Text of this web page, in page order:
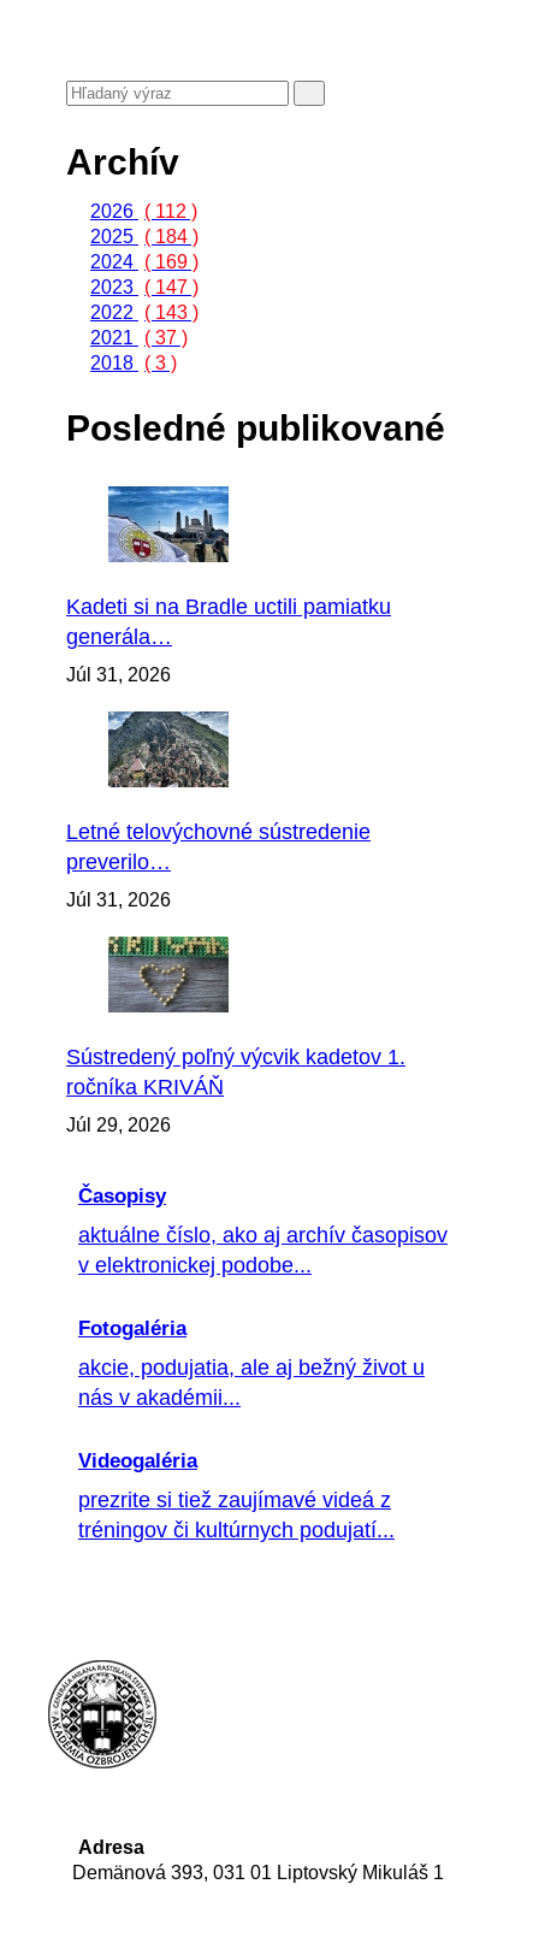
Archív
2026 ( 112 )
2025 ( 184 )
2024 ( 169 )
2023 ( 147 )
2022
( 143 )
2021
( 37 )
2018 ( 3 )
Posledné publikované
Kadeti si na Bradle uctili pamiatku
generála…
Júl 31, 2026
Letné telovýchovné sústredenie
preverilo…
Júl 31, 2026
Sústredený poľný výcvik kadetov 1.
ročníka KRIVÁŇ
Júl 29, 2026
Časopisy
aktuálne číslo, ako aj archív časopisov
v elektronickej podobe...
Fotogaléria
akcie, podujatia, ale aj bežný život u
nás v akadémii...
Videogaléria
prezrite si tiež zaujímavé videá z
tréningov či kultúrnych podujatí...
Adresa
Demänová 393, 031 01 Liptovský Mikuláš 1